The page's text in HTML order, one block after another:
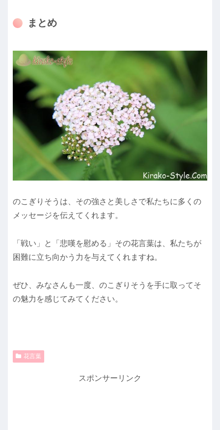
まとめ
のこぎりそうは、その強さと美しさで私たちに多くの
メッセージを伝えてくれます。
「戦い」と「悲嘆を慰める」その花言葉は、私たちが
困難に立ち向かう力を与えてくれますね。
ぜひ、みなさんも一度、のこぎりそうを手に取ってそ
の魅力を感じてみてください。
花言葉
スポンサーリンク